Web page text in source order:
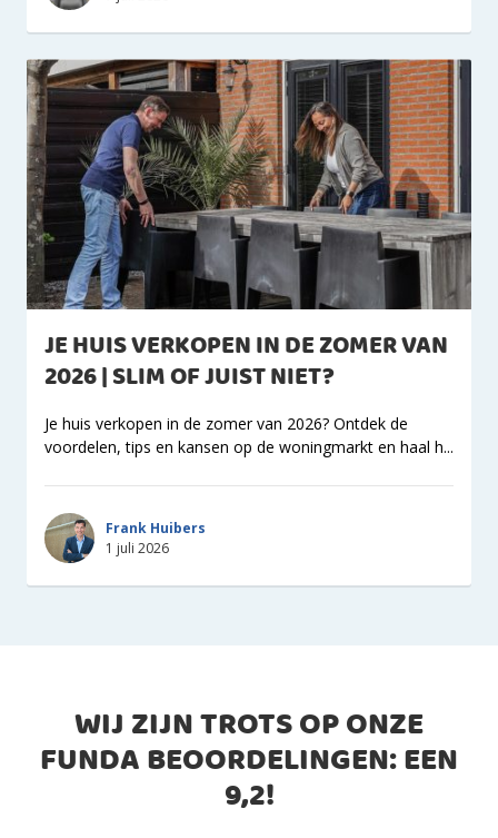
JE HUIS VERKOPEN IN DE ZOMER VAN
2026 | SLIM OF JUIST NIET?
Je huis verkopen in de zomer van 2026? Ontdek de
voordelen, tips en kansen op de woningmarkt en haal h...
Frank Huibers
1 juli 2026
WIJ ZIJN TROTS OP ONZE
FUNDA BEOORDELINGEN: EEN
9,2!